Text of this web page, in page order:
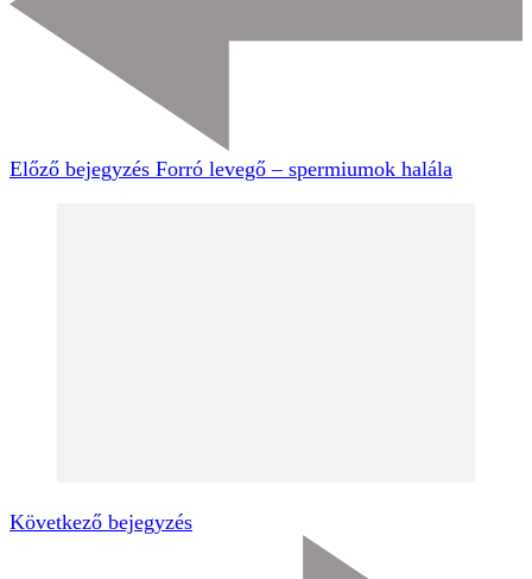
Előző bejegyzés Forró levegő – spermiumok halála
Következő bejegyzés